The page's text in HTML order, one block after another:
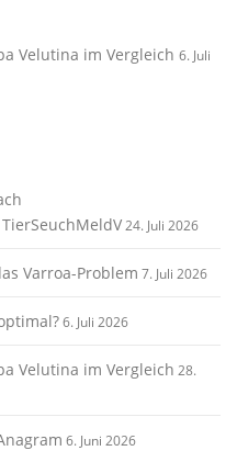
Velutina im Vergleich 6. Juli
24. Juli 2026
Varroa-Problem 7. Juli 2026
6. Juli 2026
Velutina im Vergleich 28.
6. Juni 2026